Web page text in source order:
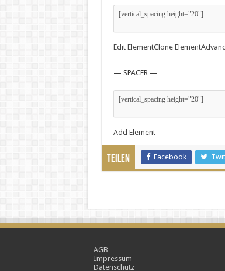
Edit ElementClone Element
— SPACER —
Add Element
Teilen Facebook
AGB
Impressum
Datenschutz